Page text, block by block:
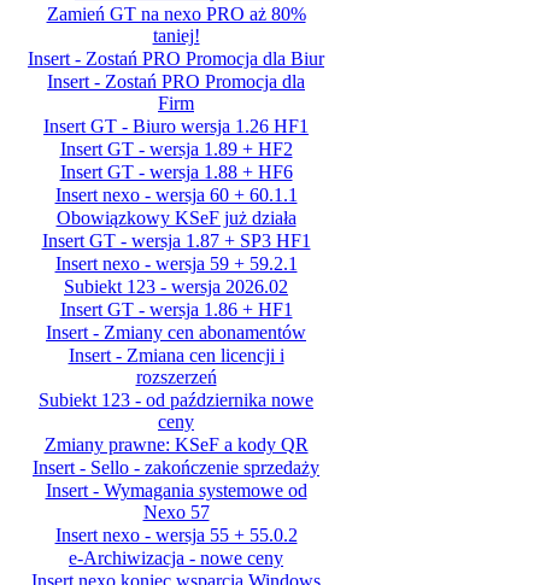
Zamień GT na nexo PRO aż 80%
taniej!
Insert - Zostań PRO Promocja dla Biur
Insert - Zostań PRO Promocja dla
Firm
Insert GT - Biuro wersja 1.26 HF1
Insert GT - wersja 1.89 + HF2
Insert GT - wersja 1.88 + HF6
Insert nexo - wersja 60 + 60.1.1
Obowiązkowy KSeF już działa
Insert GT - wersja 1.87 + SP3 HF1
Insert nexo - wersja 59 + 59.2.1
Subiekt 123 - wersja 2026.02
Insert GT - wersja 1.86 + HF1
Insert - Zmiany cen abonamentów
Insert - Zmiana cen licencji i
rozszerzeń
Subiekt 123 - od października nowe
ceny
Zmiany prawne: KSeF a kody QR
Insert - Sello - zakończenie sprzedaży
Insert - Wymagania systemowe od
Nexo 57
Insert nexo - wersja 55 + 55.0.2
e-Archiwizacja - nowe ceny
Insert nexo koniec wsparcia Windows